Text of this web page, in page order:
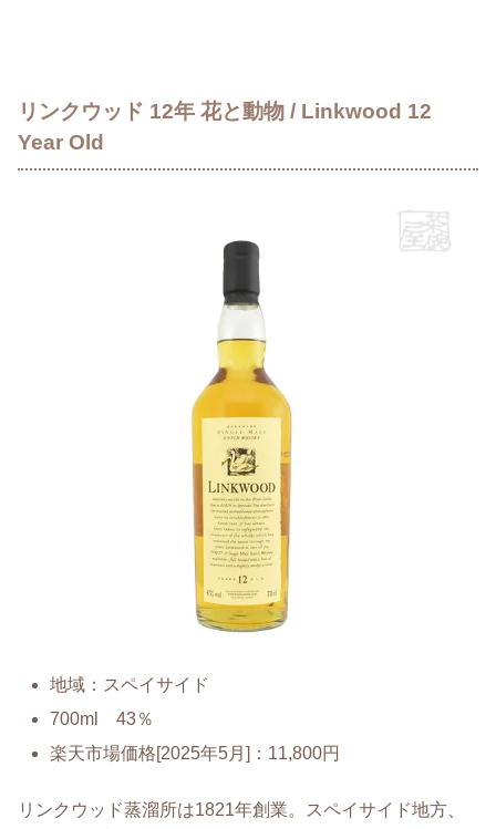
リンクウッド 12年 花と動物 / Linkwood 12
Year Old
地域：スペイサイド
700ml 43％
楽天市場価格[2025年5月]：11,800円
リンクウッド蒸溜所は1821年創業。スペイサイド地方、